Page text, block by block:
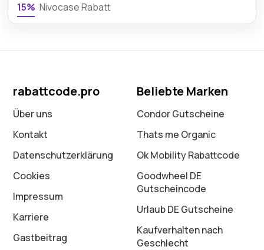
15% Nivocase Rabatt
rabattcode.pro
Über uns
Kontakt
Datenschutz­erklärung
Cookies
Impressum
Karriere
Gastbeitrag
Beliebte Marken
Condor Gutscheine
Thats me Organic
Ok Mobility Rabattcode
Goodwheel DE
Gutscheincode
Urlaub DE Gutscheine
Kaufverhalten nach
Geschlecht